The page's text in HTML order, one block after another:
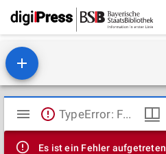
Mirador
Viewer
TypeError: Failed to fetch
Es ist ein Fehler aufgetreten